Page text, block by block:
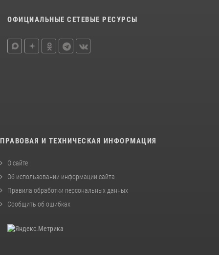
ОФИЦИАЛЬНЫЕ СЕТЕВЫЕ РЕСУРСЫ
ПРАВОВАЯ И ТЕХНИЧЕСКАЯ ИНФОРМАЦИЯ
О сайте
Об использовании информации сайта
Правила обработки персональных данных
Сообщить об ошибках